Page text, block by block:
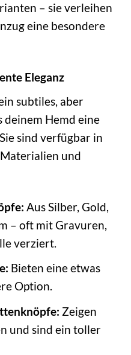
– sie verleihen
eine besondere
Eleganz
subtiles, aber
Hemd eine
sind verfügbar in
und
Aus Silber, Gold,
– oft mit Gravuren,
verziert.
Bieten eine etwas
Option.
Zeigen
und sind ein toller